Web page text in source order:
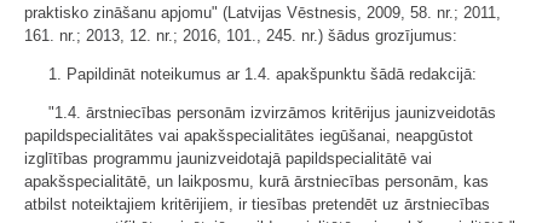
praktisko zināšanu apjomu" (Latvijas Vēstnesis, 2009, 58. nr.; 2011,
161. nr.; 2013, 12. nr.; 2016, 101., 245. nr.) šādus grozījumus:
1. Papildināt noteikumus ar 1.4. apakšpunktu šādā redakcijā:
"1.4. ārstniecības personām izvirzāmos kritērijus jaunizveidotās
papildspecialitātes vai apakšspecialitātes iegūšanai, neapgūstot
izglītības programmu jaunizveidotajā papildspecialitātē vai
apakšspecialitātē, un laikposmu, kurā ārstniecības personām, kas
atbilst noteiktajiem kritērijiem, ir tiesības pretendēt uz ārstniecības